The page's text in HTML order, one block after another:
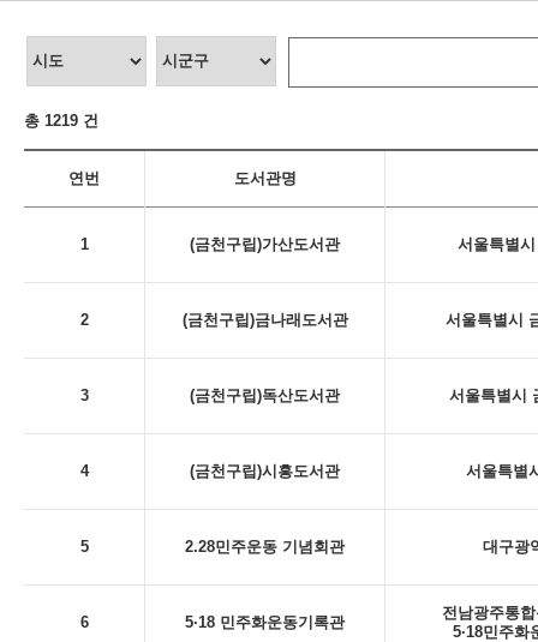
총 1219 건
연번 도서관명
1 (금천구립)가산도서관 서울특별
2 (금천구립)금나래도서관 서울특별시
3 (금천구립)독산도서관 서울특별시
4 (금천구립)시흥도서관 서울특별
5 2.28민주운동 기념회관 대구광
6 5·18 민주화운동기록관
전남광주통
5·18민주화